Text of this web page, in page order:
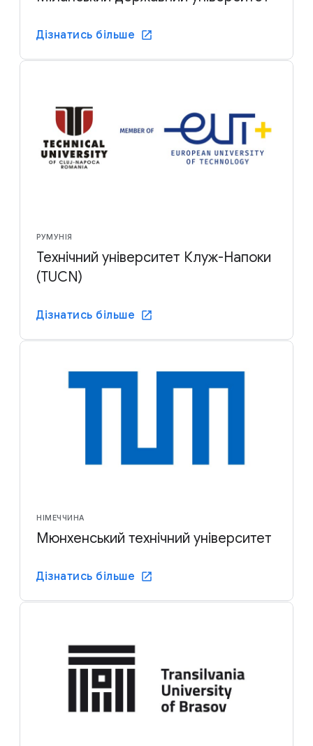
Дізнатись більше
РУМУНІЯ
Технічний університет Клуж-Напоки
(TUCN)
Дізнатись більше
НІМЕЧЧИНА
Мюнхенський технічний університет
Дізнатись більше